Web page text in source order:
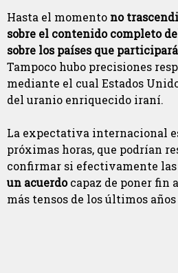
Hasta el momento no
sobre el contenido completo
sobre los países que
Tampoco hubo precisiones
mediante el cual Estados
del uranio enriquecido iraní.
La expectativa internacional
próximas horas, que podrían
confirmar si efectivamente
un acuerdocapaz de poner fin
más tensos de los últimos